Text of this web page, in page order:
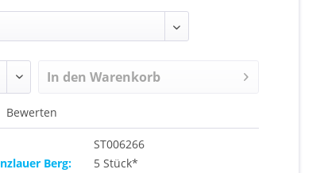
In den Warenkorb
Bewerten
ST006266
Berg:
5 Stück*